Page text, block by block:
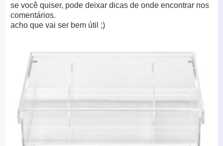
se você quiser, pode deixar dicas de onde encontrar nos
comentários.
acho que vai ser bem útil ;)